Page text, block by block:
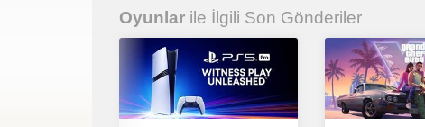
Fiyatları
Oyunlar ile İlgili Son Gönderiler